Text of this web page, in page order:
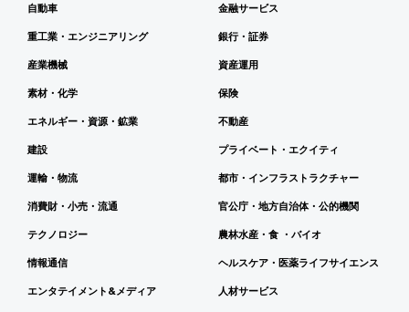
自動車
重工業・エンジニアリング
産業機械
素材・化学
エネルギー・資源・鉱業
建設
運輸・物流
消費財・小売・流通
テクノロジー
情報通信
エンタテイメント&メディア
金融サービス
銀行・証券
資産運用
保険
不動産
プライベート・エクイティ
都市・インフラストラクチャー
官公庁・地方自治体・公的機関
農林水産・食 ・バイオ
ヘルスケア・医薬ライフサイエンス
人材サービス